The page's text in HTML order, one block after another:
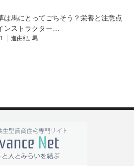
は馬にとってごちそう？栄養と注意点
ンストラクター…
進由紀 馬